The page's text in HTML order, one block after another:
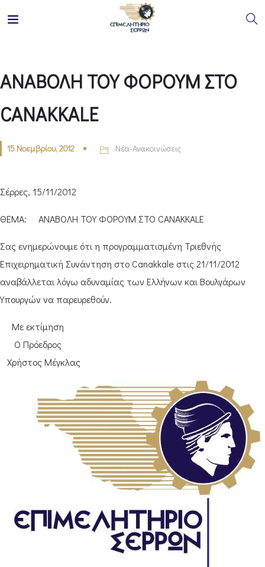
ΑΝΑΒΟΛΗ ΤΟΥ ΦΟΡΟΥΜ ΣΤΟ
CANAKKALE
15 Νοεμβρίου, 2012 Νέα-Ανακοινώσεις
Σέρρες, 15/11/2012
ΘΕΜΑ: ΑΝΑΒΟΛΗ ΤΟΥ ΦΟΡΟΥΜ ΣΤΟ CANAKKALE
Σας ενημερώνουμε ότι η προγραμματισμένη Τριεθνής
Επιχειρηματική Συνάντηση στο Canakkale στις 21/11/2012
αναβάλλεται λόγω αδυναμίας των Ελλήνων και Βουλγάρων
Υπουργών να παρευρεθούν.
Με εκτίμηση
Ο Πρόεδρος
Χρήστος Μέγκλας